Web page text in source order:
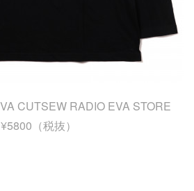
CUTSEW RADIO EVA STORE
（税抜）